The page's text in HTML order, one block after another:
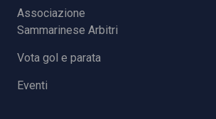
Associazione
Sammarinese Arbitri
Vota gol e parata
Eventi